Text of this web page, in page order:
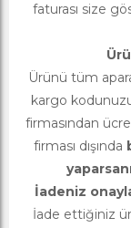
faturası size
Ürünü tüm
kargo
firmasından
firması dışında
İadeniz
İade ettiğiniz